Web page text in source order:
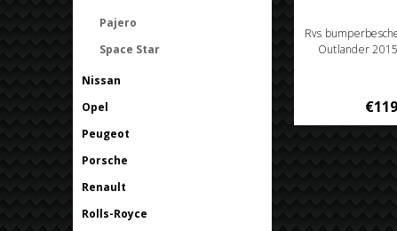
Pajero
Space Star
Nissan
Opel
Peugeot
Porsche
Renault
Rolls-Royce
Rvs
Outlander